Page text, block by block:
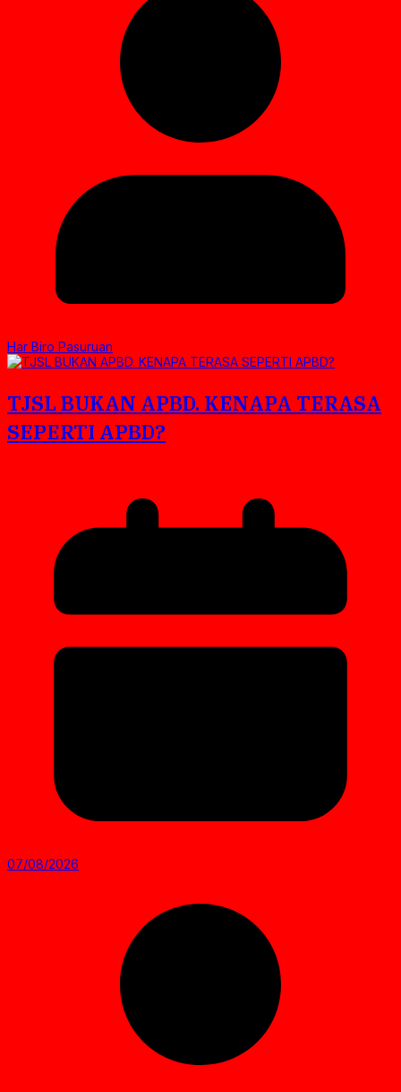
Har Biro Pasuruan
TJSL BUKAN APBD. KENAPA TERASA
SEPERTI APBD?
07/08/2026